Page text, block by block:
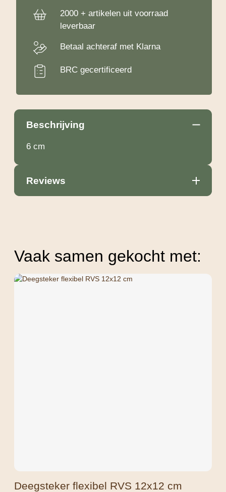
2000 + artikelen uit voorraad
leverbaar
Betaal achteraf met Klarna
BRC gecertificeerd
Beschrijving
6 cm
Reviews
Vaak samen gekocht met:
Deegsteker flexibel RVS 12x12 cm